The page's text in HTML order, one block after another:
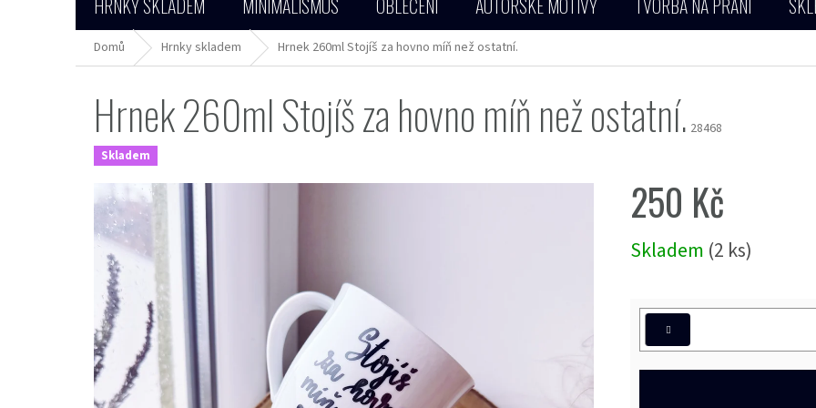
HRNKY SKLADEM MINIMALISMUS OBLEČENÍ AUTORSKÉ MOTIVY TVORBA NA PŘÁNÍ
Domů Hrnky skladem Hrnek 260ml Stojíš za hovno míň než ostatní.
Hrnek 260ml Stojíš za hovno míň než ostatní. 28468
Skladem
250 Kč
cena:
Skladem (2 ks)